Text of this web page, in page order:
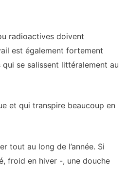
radioactives doivent
est également fortement
se salissent littéralement au
et qui transpire beaucoup en
tout au long de l’année. Si
froid en hiver -, une douche